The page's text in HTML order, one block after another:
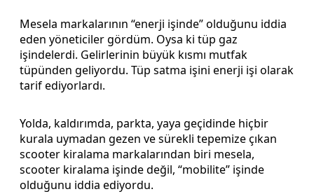
Mesela markalarının “enerji işinde” olduğunu iddia
eden yöneticiler gördüm. Oysa ki tüp gaz
işindelerdi. Gelirlerinin büyük kısmı mutfak
tüpünden geliyordu. Tüp satma işini enerji işi olarak
tarif ediyorlardı.
Yolda, kaldırımda, parkta, yaya geçidinde hiçbir
kurala uymadan gezen ve sürekli tepemize çıkan
scooter kiralama markalarından biri mesela,
scooter kiralama işinde değil, “mobilite” işinde
olduğunu iddia ediyordu.